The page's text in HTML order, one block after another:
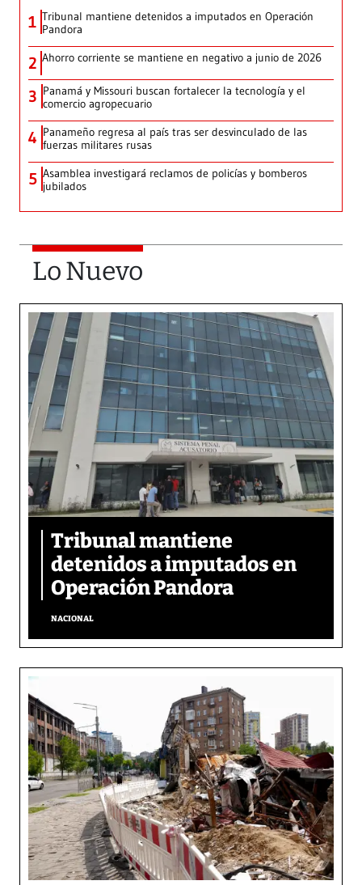
1 Tribunal mantiene detenidos a imputados en Operación
Pandora
2 Ahorro corriente se mantiene en negativo a junio de 2026
3 Panamá y Missouri buscan fortalecer la tecnología y el
comercio agropecuario
4 Panameño regresa al país tras ser desvinculado de las
fuerzas militares rusas
5 Asamblea investigará reclamos de policías y bomberos
jubilados
Lo Nuevo
Tribunal mantiene
detenidos a imputados en
Operación Pandora
NACIONAL